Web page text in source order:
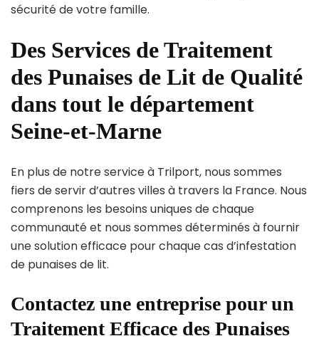
sécurité de votre famille.
Des Services de Traitement
des Punaises de Lit de Qualité
dans tout le département
Seine-et-Marne
En plus de notre service à Trilport, nous sommes
fiers de servir d’autres villes à travers la France. Nous
comprenons les besoins uniques de chaque
communauté et nous sommes déterminés à fournir
une solution efficace pour chaque cas d’infestation
de punaises de lit.
Contactez une entreprise pour un
Traitement Efficace des Punaises